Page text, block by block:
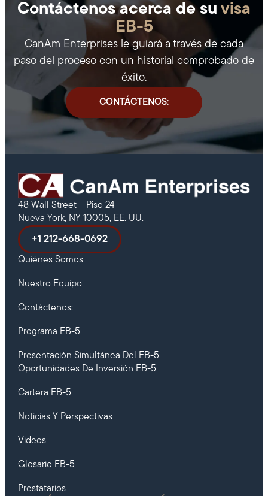
Contáctenos acerca de su visa
EB-5
CanAm Enterprises le guiará a través de cada
paso del proceso con un historial comprobado de
éxito.
CONTÁCTENOS:
48 Wall Street – Piso 24
Nueva York, NY 10005, EE. UU.
+1 212-668-0692
Quiénes Somos
Nuestro Equipo
Contáctenos:
Programa EB-5
Presentación Simultánea Del EB-5
Oportunidades De Inversión EB-5
Cartera EB-5
Noticias Y Perspectivas
Videos
Glosario EB-5
Prestatarios